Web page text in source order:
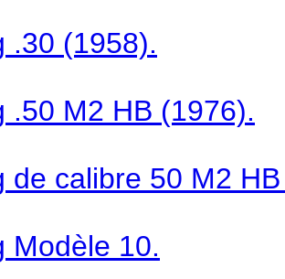
.30 (1958).
.50 M2 HB (1976).
de calibre 50 M2
Modèle 10.